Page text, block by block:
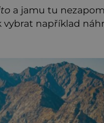
a jamu tu
například